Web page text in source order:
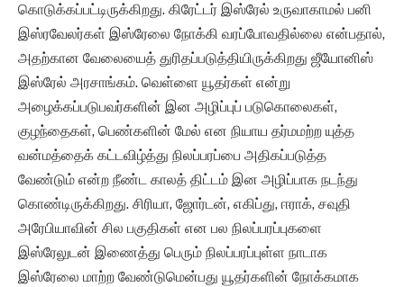
கொடுக்கப்பட்டிருக்கிறது. கிரேட்டர் இஸ்ரேல் உருவாகாமல் பனி
இஸ்ரவேலர்கள் இஸ்ரேலை நோக்கி வரப்போவதில்லை என்பதால்,
அதற்கான வேலையைத் துரிதப்படுத்தியிருக்கிறது ஜீயோனிஸ்
இஸ்ரேல் அரசாங்கம். வெள்ளை யூதர்கள் என்று
அழைக்கப்படுபவர்களின் இன அழிப்புப் படுகொலைகள்,
குழந்தைகள், பெண்களின் மேல் என நியாய தர்மமற்ற யுத்த
வன்மத்தைக் கட்டவிழ்த்து நிலப்பரப்பை அதிகப்படுத்த
வேண்டும் என்ற நீண்ட காலத் திட்டம் இன அழிப்பாக நடந்து
கொண்டிருக்கிறது. சிரியா, ஜோர்டன், எகிப்து, ஈராக், சவுதி
அரேபியாவின் சில பகுதிகள் என பல நிலப்பரப்புகளை
இஸ்ரேலுடன் இணைத்து பெரும் நிலப்பரப்புள்ள நாடாக
இஸ்ரேலை மாற்ற வேண்டுமென்பது யூதர்களின் நோக்கமாக